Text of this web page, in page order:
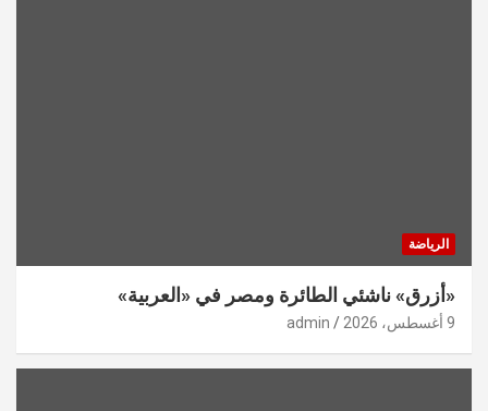
الرياضة
«أزرق» ناشئي الطائرة ومصر في «العربية»
9 أغسطس، 2026 admin